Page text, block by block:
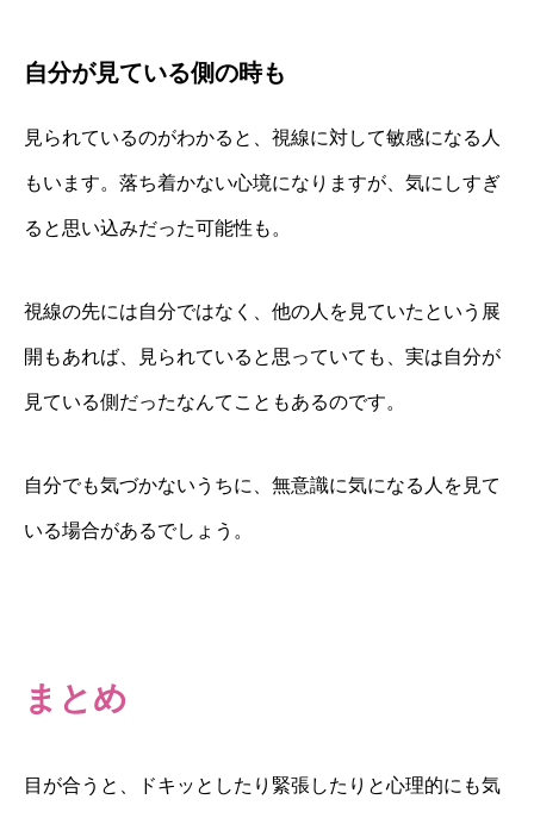
自分が見ている側の時も
見られているのがわかると、視線に対して敏感になる人
もいます。落ち着かない心境になりますが、気にしすぎ
ると思い込みだった可能性も。
視線の先には自分ではなく、他の人を見ていたという展
開もあれば、見られていると思っていても、実は自分が
見ている側だったなんてこともあるのです。
自分でも気づかないうちに、無意識に気になる人を見て
いる場合があるでしょう。
まとめ
目が合うと、ドキッとしたり緊張したりと心理的にも気